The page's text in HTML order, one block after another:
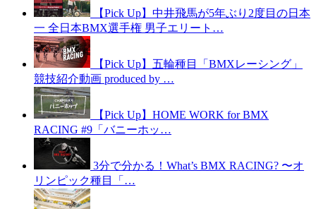
【Pick Up】中井飛馬が5年ぶり2度目の日本
一 全日本BMX選手権 男子エリート…
【Pick Up】五輪種目「BMXレーシング」
競技紹介動画 produced by …
【Pick Up】HOME WORK for BMX
RACING #9「バニーホッ…
3分で分かる！What’s BMX RACING? 〜オ
リンピック種目「…